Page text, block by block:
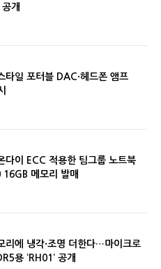
개
타일 포터블 DAC·헤드폰 앰프
다이 ECC 적용한 팀그룹 노트북
메모리 발매
리에 냉각·조명 더한다…마이크로
용 ‘RH01’ 공개